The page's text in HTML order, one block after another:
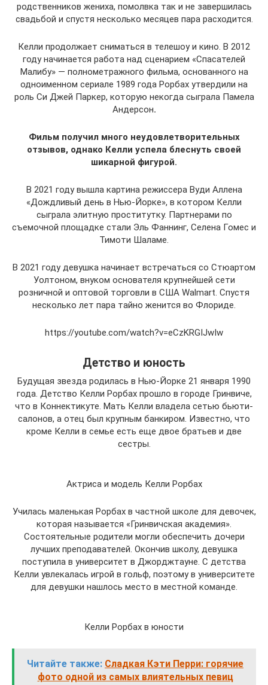
родственников жениха, помолвка так и не завершилась
свадьбой и спустя несколько месяцев пара расходится.
Келли продолжает сниматься в телешоу и кино. В 2012
году начинается работа над сценарием «Спасателей
Малибу» — полнометражного фильма, основанного на
одноименном сериале 1989 года Рорбах утвердили на
роль Си Джей Паркер, которую некогда сыграла Памела
Андерсон.
Фильм получил много неудовлетворительных
отзывов, однако Келли успела блеснуть своей
шикарной фигурой.
В 2021 году вышла картина режиссера Вуди Аллена
«Дождливый день в Нью-Йорке», в котором Келли
сыграла элитную проститутку. Партнерами по
съемочной площадке стали Эль Фаннинг, Селена Гомес и
Тимоти Шаламе.
В 2021 году девушка начинает встречаться со Стюартом
Уолтоном, внуком основателя крупнейшей сети
розничной и оптовой торговли в США Walmart. Спустя
несколько лет пара тайно женится во Флориде.
https://youtube.com/watch?v=eCzKRGIJwIw
Детство и юность
Будущая звезда родилась в Нью-Йорке 21 января 1990
года. Детство Келли Рорбах прошло в городе Гринвиче,
что в Коннектикуте. Мать Келли владела сетью бьюти-
салонов, а отец был крупным банкиром. Известно, что
кроме Келли в семье есть еще двое братьев и две
сестры.
Актриса и модель Келли Рорбах
Училась маленькая Рорбах в частной школе для девочек,
которая называется «Гринвичская академия».
Состоятельные родители могли обеспечить дочери
лучших преподавателей. Окончив школу, девушка
поступила в университет в Джорджтауне. С детства
Келли увлекалась игрой в гольф, поэтому в университете
для девушки нашлось место в местной команде.
Келли Рорбах в юности
Читайте также: Сладкая Кэти Перри: горячие
фото одной из самых влиятельных певиц